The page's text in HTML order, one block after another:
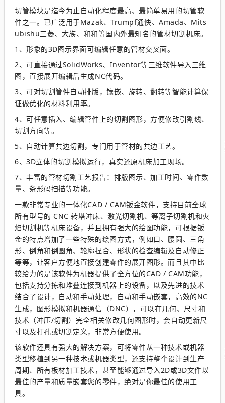
切管模块是迄今为止自动化程度最高、最简单易用的切管软
件之一。已广泛用于Mazak、Trumpf通快、Amada、Mits
ubishu三菱、大族、和和等国内外最知名的管材切割机床。
1、形象的3D图示界面可编辑任意的管材交叉面。
2、可直接通过SolidWorks、Inventor等三维软件导入三维
图，直接展开编辑后生成NC代码。
3、可对切割管件自动排版，镶嵌、旋转、翻转等智能计算保
证做优化的材料利用率。
4、可任意插入、编辑管件上的切割图形，方便修改引割线、
切割方向等。
5、自动计算共边切割，专门用于管材的共边工艺。
6、3D立体的切割模拟运行，真实还原机床加工现场。
7、丰富的管材切割工艺报告：排版图示、加工时间、零件数
量、条形码扫描等功能。
一款非常专业的一体化CAD / CAM钣金软件，支持目前全球
所有型号的 CNC 转塔冲床、激光切割机、等离子切割机和火
焰切割机等机床设备，并且拥有强大的绘图功能，可根据钣
金的特点增加了一些特殊的绘图方式，例如口、腰圆、三角
形、倒角和倒圆角、轮廓捏合、形状的检查编辑及自动修正
等等，让客户方便地直接创建零件的展开图形。而且其中比
较给力的是该软件为机器提供了全方位的CAD / CAM功能，
包括支持分拣和堆叠连接到机器上的设备，以及先进的技术
结合了设计，自动和手动处理，自动和手动嵌套，高效的NC
生成，图形模拟和机器通信（DNC），可以在几何、尺寸和
技术（冲压/切割）完全相关修改几何图形时，会自动更新尺
寸以及打孔或切割定义，非常方便使用。
该软件还具有强大的解决方案，可将零件从一种技术或机器
类型移植到另一种技术或机器类型，还支持整个设计到生产
周期、所有板材加工技术，甚至能够通过导入2D或3D文件以
最佳的产量和质量嵌套您的零件，绝对是你最佳的使用工
具。